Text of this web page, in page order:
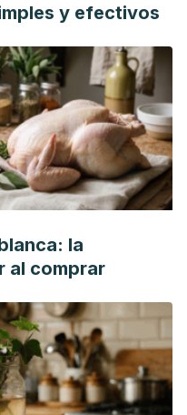
Consultado el 19 de
articles/the-
M., Jiménez, D.,
Y. (2023). Beneficios
en individuos con
un patrón que debe
Revista Virtual de la
Interna
y efectivos
la
al comprar